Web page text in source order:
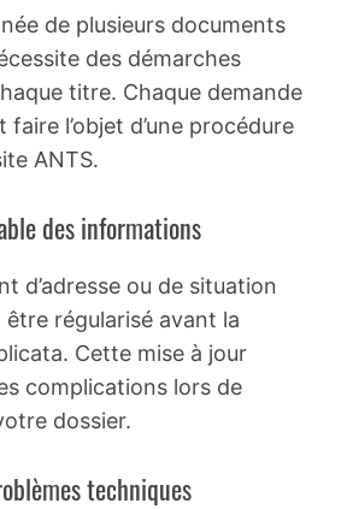
de plusieurs documents
des démarches
titre. Chaque demande
l’objet d’une procédure
ANTS.
des informations
d’adresse ou de situation
régularisé avant la
Cette mise à jour
complications lors de
dossier.
techniques